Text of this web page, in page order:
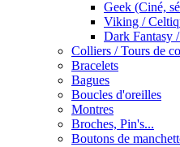
Geek (Ciné,
Viking /
Dark Fantasy
Colliers / Tours de
Bracelets
Bagues
Boucles d'oreilles
Montres
Broches, Pin's...
Boutons de